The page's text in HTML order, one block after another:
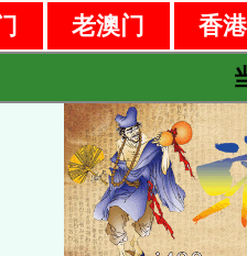
老澳门
香